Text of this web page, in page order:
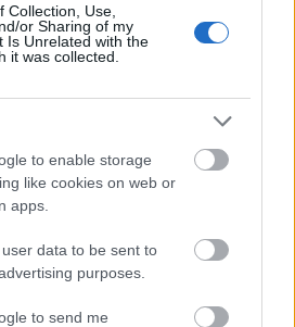
Collection, Use,
or Sharing of my
Is Unrelated with the
it was collected.
to enable storage
like cookies on web or
apps.
data to be sent to
purposes.
to send me